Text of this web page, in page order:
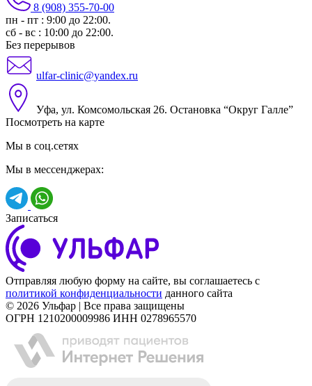
8 (908) 355-70-00
пн - пт : 9:00 до 22:00.
сб - вс : 10:00 до 22:00.
Без перерывов
ulfar-clinic@yandex.ru
Уфа, ул. Комсомольская 26. Остановка “Округ Галле”
Посмотреть на карте
Мы в соц.сетях
Мы в мессенджерах:
Записаться
Отправляя любую форму на сайте, вы соглашаетесь с
политикой конфиденциальности данного сайта
© 2026 Ульфар | Все права защищены
ОГРН 1210200009986 ИНН 0278965570